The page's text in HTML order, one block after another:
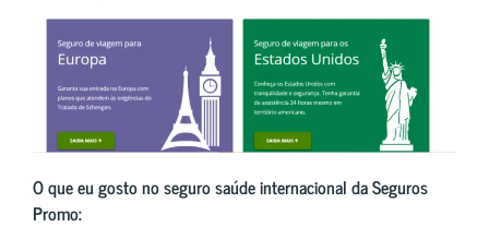
O que eu gosto no seguro saúde internacional da Seguros
Promo: